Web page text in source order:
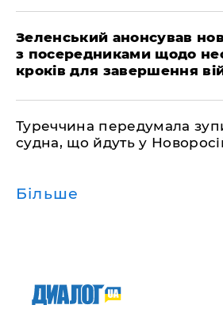
Зеленський анонсував
з посередниками щодо
кроків для завершення
Туреччина передумала
судна, що йдуть у
Більше